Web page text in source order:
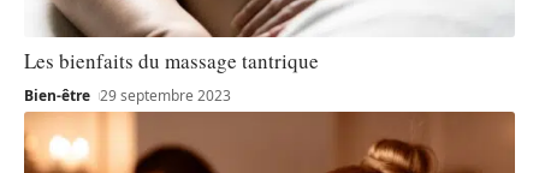
Les bienfaits du massage tantrique
Bien-être 29 septembre 2023